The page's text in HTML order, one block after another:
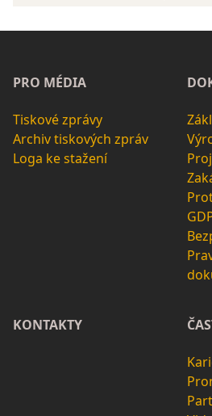
PRO MÉDIA
Tiskové zprávy
Archiv tiskových zpráv
Loga ke stažení
KONTAKTY